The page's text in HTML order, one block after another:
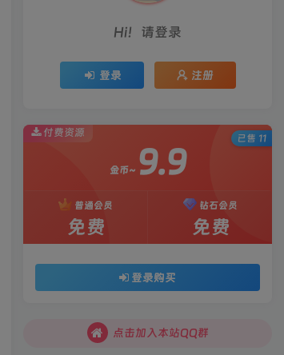
Hi！请登录
登录 注册
付费资源
金币~ 9.9
普通会员
免费
钻石会员
免费
登录购买
已售 11
点击加入本站QQ群
点击加入本站QQ群